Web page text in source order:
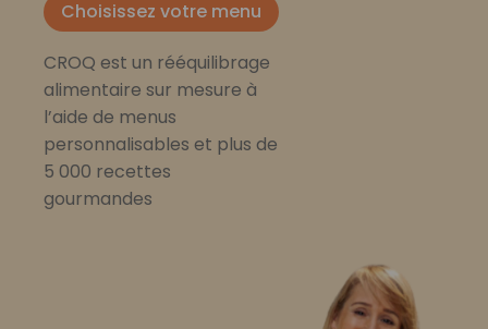
Choisissez votre menu
CROQ est un rééquilibrage
alimentaire sur mesure à
l’aide de menus
personnalisables et plus de
5 000 recettes
gourmandes